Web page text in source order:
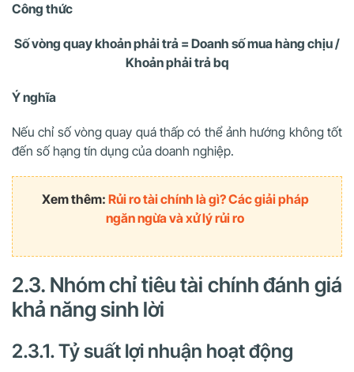
Công thức
Số vòng quay khoản phải trả = Doanh số mua hàng chịu /
Khoản phải trả bq
Ý nghĩa
Nếu chỉ số vòng quay quá thấp có thể ảnh hướng không tốt
đến số hạng tín dụng của doanh nghiệp.
Xem thêm: Rủi ro tài chính là gì? Các giải pháp
ngăn ngừa và xử lý rủi ro
2.3. Nhóm chỉ tiêu tài chính đánh giá
khả năng sinh lời
2.3.1. Tỷ suất lợi nhuận hoạt động